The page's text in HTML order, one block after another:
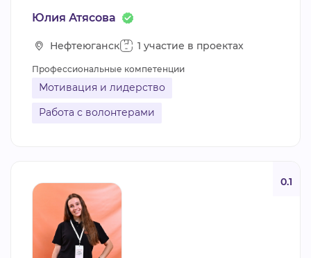
Юлия Атясова
Нефтеюганск 1 участие в проектах
Профессиональные компетенции
Мотивация и лидерство
Работа с волонтерами
0.1